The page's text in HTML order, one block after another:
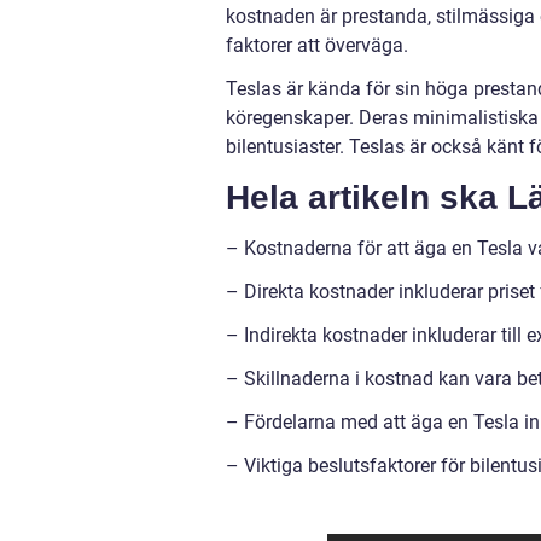
kostnaden är prestanda,
faktorer att överväga.
Teslas är kända för sin höga
köregenskaper. Deras
bilentusiaster. Teslas är också känt
Hela artikeln ska
– Kostnaderna för att äga en Tesla
– Direkta kostnader inkluderar
– Indirekta kostnader inkluderar till
– Skillnaderna i kostnad kan vara
– Fördelarna med att äga en Tesla
– Viktiga beslutsfaktorer för